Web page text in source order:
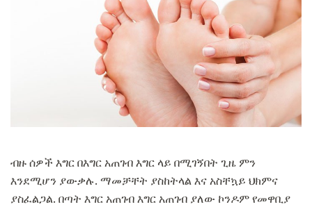
ብዙ ሰዎች እግር በእግር አጠገብ እግር ላይ በሚገኝበት ጊዜ ምን
እንደሚሆን ያውቃሉ. ማመቻቸት ያስከትላል እና አስቸኳይ ህክምና
ያስፈልጋል. በጣት እግር አጠገብ እግር አጠገብ ያለው ኮንዶም የመዋቢያ